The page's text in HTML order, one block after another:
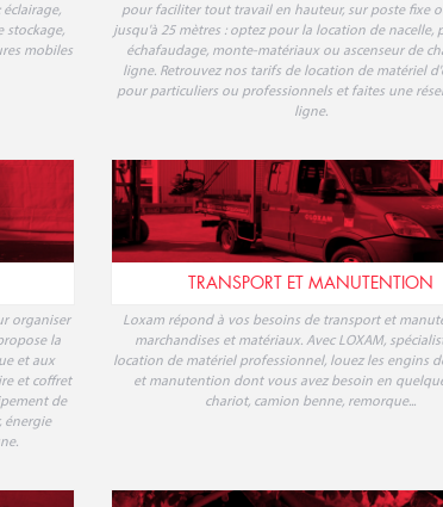
stockage,
mobiles
pour faciliter tout travail en hauteur, sur poste fixe
jusqu'à 25 mètres : optez pour la location de nacelle,
échafaudage, monte-matériaux ou ascenseur de
ligne. Retrouvez nos tarifs de location de matériel
pour particuliers ou professionnels et faites une
ligne.
organiser
la
et aux
et coffret
de
énergie
TRANSPORT ET MANUTENTION
Loxam répond à vos besoins de transport et
marchandises et matériaux. Avec LOXAM,
location de matériel professionnel, louez les engins
et manutention dont vous avez besoin en
chariot, camion benne, remorque...